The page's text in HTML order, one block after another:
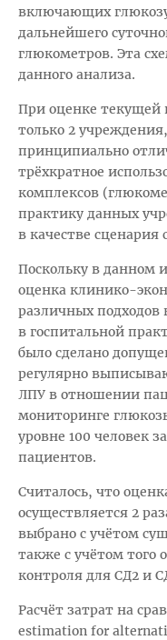
включающих
дальнейшего
глюкометров. Эта
данного анализа.
При оценке
только 2
принципиально
трёхкратное
комплексов
практику данных
в качестве сценария
Поскольку в данном
оценка клинико-
различных
в госпитальной
было сделано
регулярно
ЛПУ в отношении
мониторинге
уровне 100 человек
пациентов.
Считалось, что
осуществляется 2
выбрано с учётом
также с учётом того
контроля для СД2 и
Расчёт затрат на
estimation for